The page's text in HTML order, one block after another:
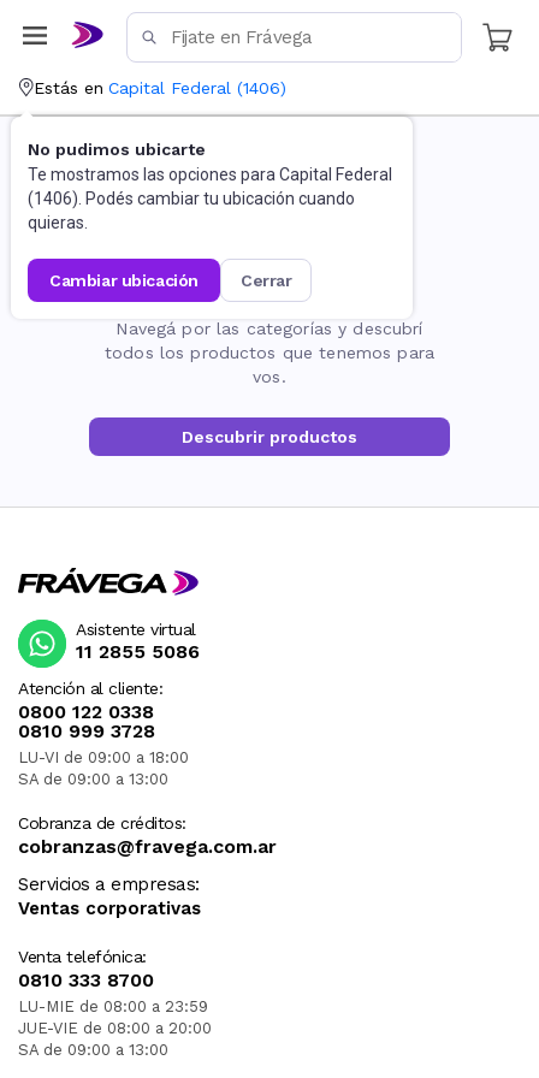
Estás en Capital Federal (1406)
No pudimos ubicarte
Te mostramos las opciones para Capital Federal
(1406). Podés cambiar tu ubicación cuando
quieras.
cambiar ubicación cerrar
La página no existe
Navegá por las categorías y descubrí
todos los productos que tenemos para
vos.
Descubrir productos
Atención al cliente:
0800 122 0338
0810 999 3728
LU-VI de 09:00 a 18:00
SA de 09:00 a 13:00
Cobranza de créditos:
cobranzas@fravega.com.ar
Servicios a empresas:
Ventas corporativas
Venta telefónica:
0810 333 8700
LU-MIE de 08:00 a 23:59
JUE-VIE de 08:00 a 20:00
SA de 09:00 a 13:00
Asistente virtual
11 2855 5086